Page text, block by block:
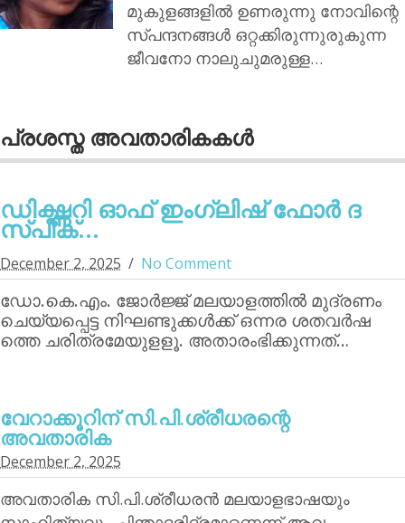
മുകുളങ്ങളിൽ ഉണരുന്നു നോവിന്റെ
സ്പന്ദനങ്ങൾ ഒറ്റക്കിരുന്നുരുകുന്ന
ജീവനോ നാലുചുമരുള്ള…
പ്രശസ്ത അവതാരികകള്‍
ഡിക്ഷ്ണറി ഓഫ് ഇംഗ്ലിഷ് ഫോര്‍ ദ
സ്പീക്...
December 2, 2025 No Comment
ഡോ.കെ.എം. ജോര്‍ജ്ജ് മലയാളത്തില്‍ മുദ്രണം
ചെയ്യപ്പെട്ട നിഘണ്ടുക്കള്‍ക്ക് ഒന്നര ശതവര്‍ഷ
ത്തെ ചരിത്രമേയുളളൂ. അതാരംഭിക്കുന്നത്…
വേറാക്കൂറിന്‌ സി.പി.ശ്രീധരന്റെ
അവതാരിക
December 2, 2025
അവതാരിക സി.പി.ശ്രീധരന്‍ മലയാളഭാഷയും